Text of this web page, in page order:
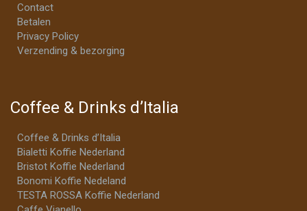
Contact
Betalen
Privacy Policy
Verzending & bezorging
Coffee & Drinks d’Italia
Coffee & Drinks d’Italia
Bialetti Koffie Nederland
Bristot Koffie Nederland
Bonomi Koffie Nedeland
TESTA ROSSA Koffie Nederland